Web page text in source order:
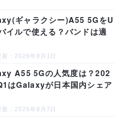
ギャラクシー)A55 5GをU
イルで使える？バンドは適
新：2026年8月1日
A55 5Gの人気度は？202
はGalaxyが日本国内シェア
新：2026年8月7日